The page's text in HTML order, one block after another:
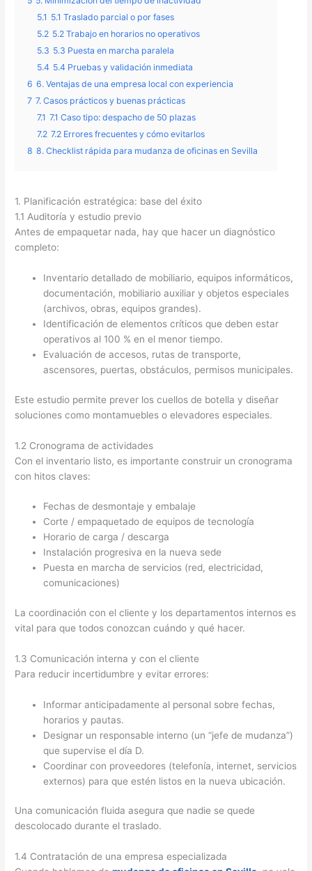
5.1 5.1 Traslado parcial o por fases
5.2 5.2 Trabajo en horarios no operativos
5.3 5.3 Puesta en marcha paralela
5.4 5.4 Pruebas y validación inmediata
6 6. Ventajas de una empresa local con experiencia
7 7. Casos prácticos y buenas prácticas
7.1 7.1 Caso tipo: despacho de 50 plazas
7.2 7.2 Errores frecuentes y cómo evitarlos
8 8. Checklist rápida para mudanza de oficinas en Sevilla
1. Planificación estratégica: base del éxito
1.1 Auditoría y estudio previo
Antes de empaquetar nada, hay que hacer un diagnóstico
completo:
Inventario detallado de mobiliario, equipos informáticos,
documentación, mobiliario auxiliar y objetos especiales
(archivos, obras, equipos grandes).
Identificación de elementos críticos que deben estar
operativos al 100 % en el menor tiempo.
Evaluación de accesos, rutas de transporte,
ascensores, puertas, obstáculos, permisos municipales.
Este estudio permite prever los cuellos de botella y diseñar
soluciones como montamuebles o elevadores especiales.
1.2 Cronograma de actividades
Con el inventario listo, es importante construir un cronograma
con hitos claves:
Fechas de desmontaje y embalaje
Corte / empaquetado de equipos de tecnología
Horario de carga / descarga
Instalación progresiva en la nueva sede
Puesta en marcha de servicios (red, electricidad,
comunicaciones)
La coordinación con el cliente y los departamentos internos es
vital para que todos conozcan cuándo y qué hacer.
1.3 Comunicación interna y con el cliente
Para reducir incertidumbre y evitar errores:
Informar anticipadamente al personal sobre fechas,
horarios y pautas.
Designar un responsable interno (un “jefe de mudanza”)
que supervise el día D.
Coordinar con proveedores (telefonía, internet, servicios
externos) para que estén listos en la nueva ubicación.
Una comunicación fluida asegura que nadie se quede
descolocado durante el traslado.
1.4 Contratación de una empresa especializada